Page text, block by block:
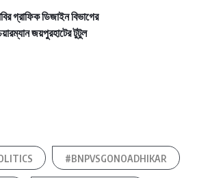
গ্রাফিক ডিজাইন বিভাগের
জয়পুরহাটের টুটুল
#BNPVSGONOADHIKAR